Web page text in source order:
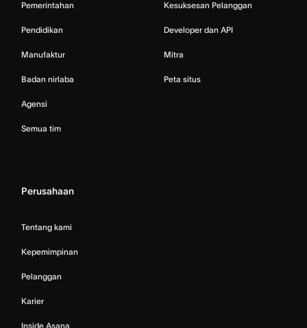
Pemerintahan
Pendidikan
Manufaktur
Badan nirlaba
Agensi
Semua tim
Kesuksesan Pelanggan
Developer dan API
Mitra
Peta situs
Perusahaan
Tentang kami
Kepemimpinan
Pelanggan
Karier
Inside Asana